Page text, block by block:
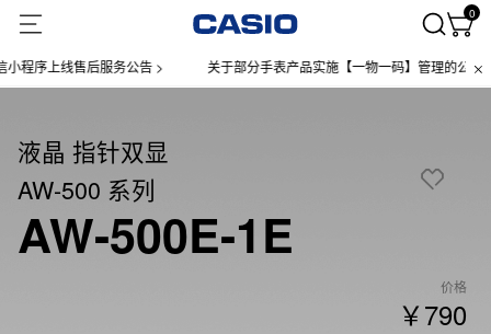
0
上线售后服务公告 > 关于部分手表产品实施【一物一码】管理的公告 >
液晶 指针双显
AW-500 系列
AW-500E-1E
价格
￥790